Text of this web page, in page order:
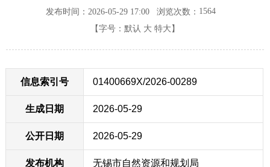
发布时间：2026-05-29 17:00浏览次数： 1564
【字号： 默认 大 特大 】
信息索引号 01400669X/2026-00289
生成日期 2026-05-29
公开日期 2026-05-29
发布机构 无锡市自然资源和规划局